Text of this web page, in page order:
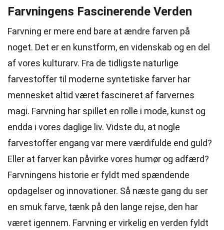
Farvningens Fascinerende Verden
Farvning er mere end bare at ændre farven på
noget. Det er en kunstform, en videnskab og en del
af vores kulturarv. Fra de tidligste naturlige
farvestoffer til moderne syntetiske farver har
mennesket altid været fascineret af farvernes
magi. Farvning har spillet en rolle i mode, kunst og
endda i vores daglige liv. Vidste du, at nogle
farvestoffer engang var mere værdifulde end guld?
Eller at farver kan påvirke vores humør og adfærd?
Farvningens historie er fyldt med spændende
opdagelser og innovationer. Så næste gang du ser
en smuk farve, tænk på den lange rejse, den har
været igennem. Farvning er virkelig en verden fyldt